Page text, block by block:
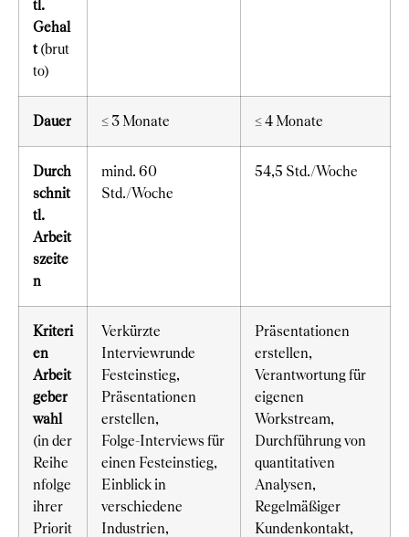
tl.
Gehal
t(brut
to)
Dauer ≤ 3 Monate ≤ 4 Monate
Durch
schnit
tl.
Arbeit
szeite
n
mind. 60
Std./Woche
54,5 Std./Woche
Kriteri
en
Arbeit
geber
wahl
(in der
Reihe
nfolge
ihrer
Priorit
Verkürzte
Interviewrunde
Festeinstieg,
Präsentationen
erstellen,
Folge-Interviews für
einen Festeinstieg,
Einblick in
verschiedene
Industrien,
Präsentationen
erstellen,
Verantwortung für
eigenen
Workstream,
Durchführung von
quantitativen
Analysen,
Regelmäßiger
Kundenkontakt,